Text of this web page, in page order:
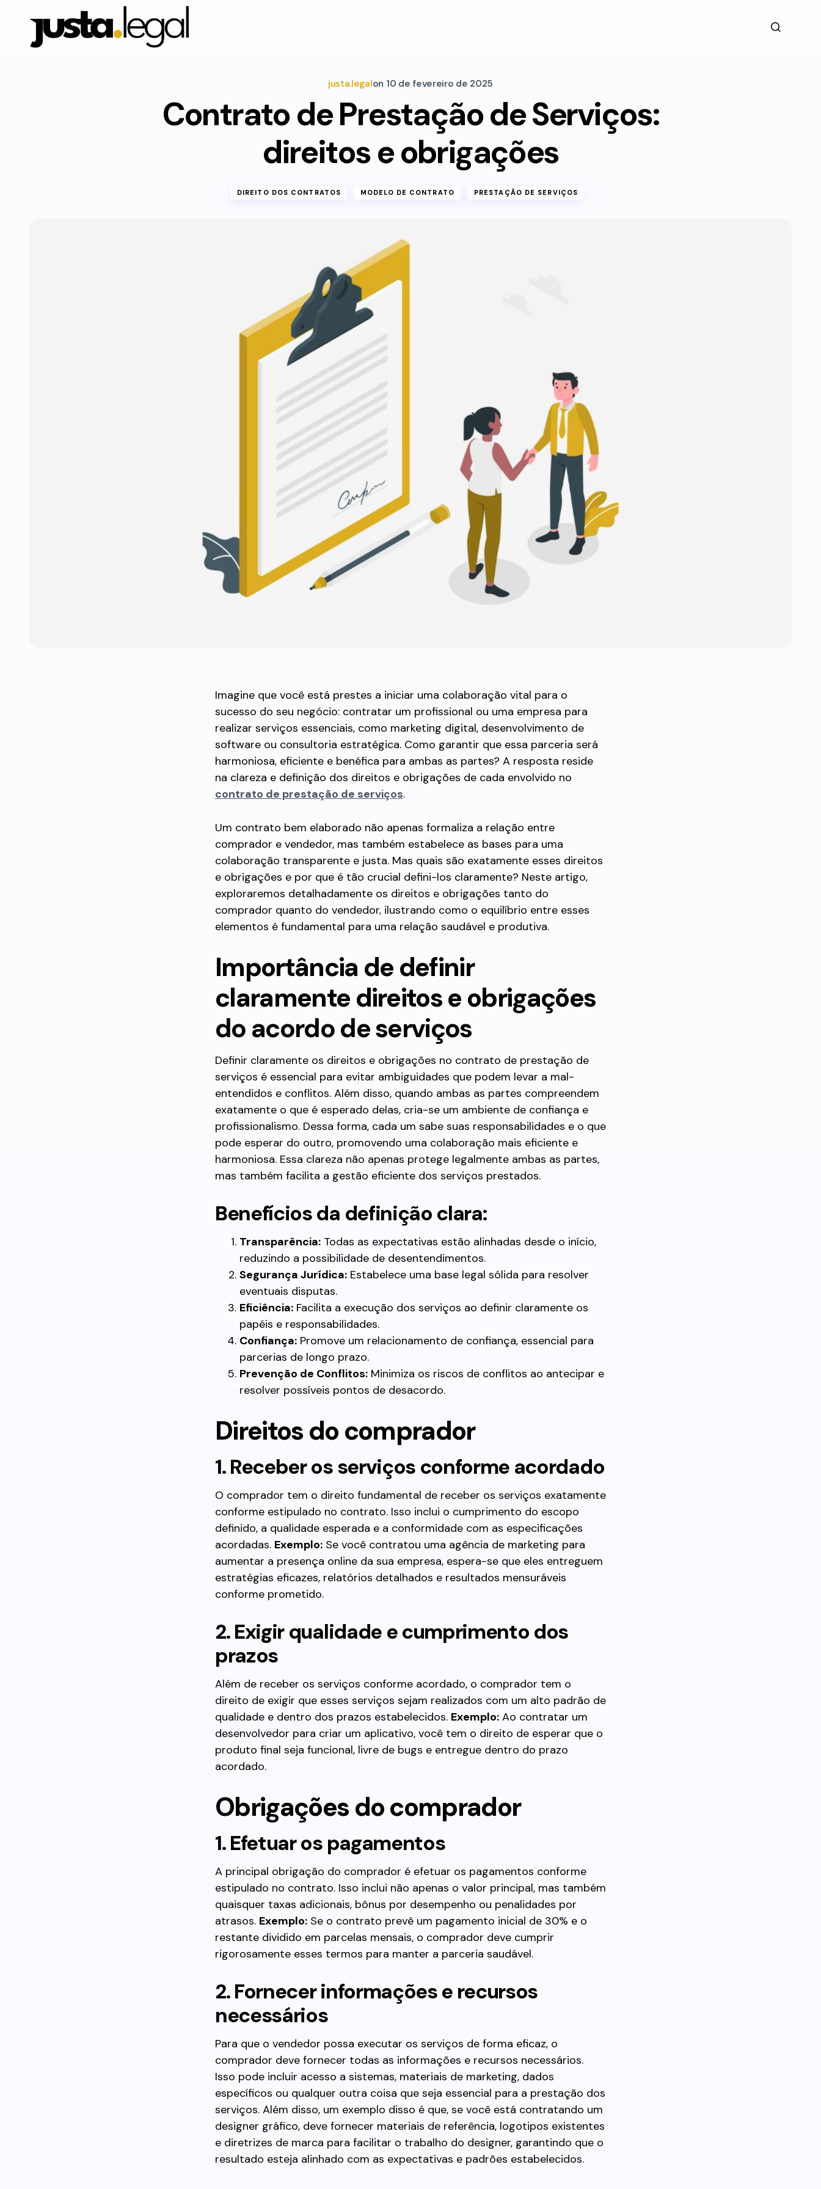
justa.legalon 10 de fevereiro de 2025
Contrato de Prestação de Serviços:
direitos e obrigações
DIREITO DOS CONTRATOS MODELO DE CONTRATO PRESTAÇÃO DE SERVIÇOS
Imagine que você está prestes a iniciar uma colaboração vital para o
sucesso do seu negócio: contratar um profissional ou uma empresa para
realizar serviços essenciais, como marketing digital, desenvolvimento de
software ou consultoria estratégica. Como garantir que essa parceria será
harmoniosa, eficiente e benéfica para ambas as partes? A resposta reside
na clareza e definição dos direitos e obrigações de cada envolvido no
contrato de prestação de serviços.
Um contrato bem elaborado não apenas formaliza a relação entre
comprador e vendedor, mas também estabelece as bases para uma
colaboração transparente e justa. Mas quais são exatamente esses direitos
e obrigações e por que é tão crucial defini-los claramente? Neste artigo,
exploraremos detalhadamente os direitos e obrigações tanto do
comprador quanto do vendedor, ilustrando como o equilíbrio entre esses
elementos é fundamental para uma relação saudável e produtiva.
Importância de definir
claramente direitos e obrigações
do acordo de serviços
Definir claramente os direitos e obrigações no contrato de prestação de
serviços é essencial para evitar ambiguidades que podem levar a mal-
entendidos e conflitos. Além disso, quando ambas as partes compreendem
exatamente o que é esperado delas, cria-se um ambiente de confiança e
profissionalismo. Dessa forma, cada um sabe suas responsabilidades e o que
pode esperar do outro, promovendo uma colaboração mais eficiente e
harmoniosa. Essa clareza não apenas protege legalmente ambas as partes,
mas também facilita a gestão eficiente dos serviços prestados.
Benefícios da definição clara:
Transparência: Todas as expectativas estão alinhadas desde o início,
reduzindo a possibilidade de desentendimentos.
Segurança Jurídica: Estabelece uma base legal sólida para resolver
eventuais disputas.
Eficiência: Facilita a execução dos serviços ao definir claramente os
papéis e responsabilidades.
Confiança: Promove um relacionamento de confiança, essencial para
parcerias de longo prazo.
Prevenção de Conflitos: Minimiza os riscos de conflitos ao antecipar e
resolver possíveis pontos de desacordo.
Direitos do comprador
1. Receber os serviços conforme acordado
O comprador tem o direito fundamental de receber os serviços exatamente
conforme estipulado no contrato. Isso inclui o cumprimento do escopo
definido, a qualidade esperada e a conformidade com as especificações
acordadas. Exemplo: Se você contratou uma agência de marketing para
aumentar a presença online da sua empresa, espera-se que eles entreguem
estratégias eficazes, relatórios detalhados e resultados mensuráveis
conforme prometido.
2. Exigir qualidade e cumprimento dos
prazos
Além de receber os serviços conforme acordado, o comprador tem o
direito de exigir que esses serviços sejam realizados com um alto padrão de
qualidade e dentro dos prazos estabelecidos. Exemplo: Ao contratar um
desenvolvedor para criar um aplicativo, você tem o direito de esperar que o
produto final seja funcional, livre de bugs e entregue dentro do prazo
acordado.
Obrigações do comprador
1. Efetuar os pagamentos
A principal obrigação do comprador é efetuar os pagamentos conforme
estipulado no contrato. Isso inclui não apenas o valor principal, mas também
quaisquer taxas adicionais, bônus por desempenho ou penalidades por
atrasos. Exemplo: Se o contrato prevê um pagamento inicial de 30% e o
restante dividido em parcelas mensais, o comprador deve cumprir
rigorosamente esses termos para manter a parceria saudável.
2. Fornecer informações e recursos
necessários
Para que o vendedor possa executar os serviços de forma eficaz, o
comprador deve fornecer todas as informações e recursos necessários.
Isso pode incluir acesso a sistemas, materiais de marketing, dados
específicos ou qualquer outra coisa que seja essencial para a prestação dos
serviços. Além disso, um exemplo disso é que, se você está contratando um
designer gráfico, deve fornecer materiais de referência, logotipos existentes
e diretrizes de marca para facilitar o trabalho do designer, garantindo que o
resultado esteja alinhado com as expectativas e padrões estabelecidos.